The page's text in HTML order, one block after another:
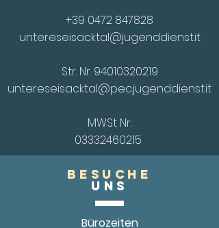
+39 0472 847828
untereseisacktal@jugenddienst.it
Str. Nr. 94010320219
untereseisacktal@pec.jugenddienst.it
MWSt Nr:
03332460215
Besuche
UnS
Bürozeiten